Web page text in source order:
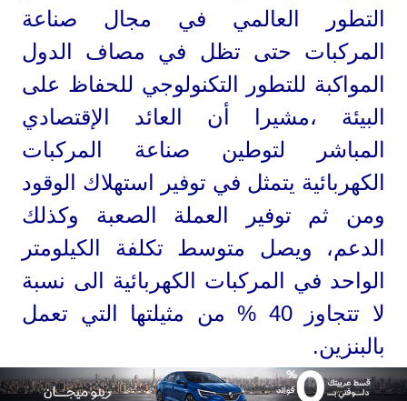
التطور العالمي في مجال صناعة
المركبات حتى تظل في مصاف الدول
المواكبة للتطور التكنولوجي للحفاظ على
البيئة ،مشيرا أن العائد الإقتصادي
المباشر لتوطين صناعة المركبات
الكهربائية يتمثل في توفير استهلاك الوقود
ومن ثم توفير العملة الصعبة وكذلك
الدعم، ويصل متوسط تكلفة الكيلومتر
الواحد في المركبات الكهربائية الى نسبة
لا تتجاوز 40 % من مثيلتها التي تعمل
بالبنزين.